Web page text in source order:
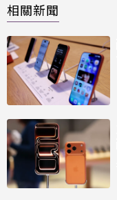
相關新聞